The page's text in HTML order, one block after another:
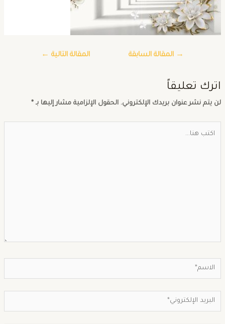
→المقالة السابقة المقالة التالية←
تعليقاً
يتم نشر عنوان بريدك الإلكتروني. الحقول الإلزامية مشار إليها بـ *